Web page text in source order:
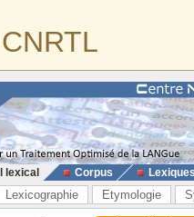
lexical Corpus
Lexicographie Etymologie